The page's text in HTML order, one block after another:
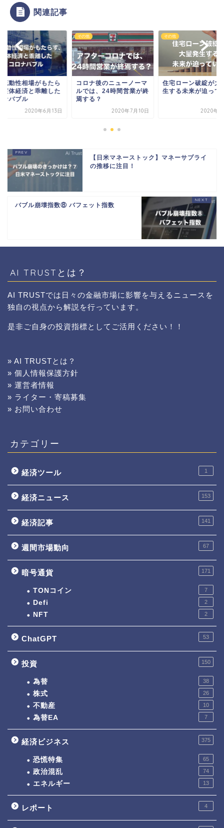
関連記事
流動性相場がもたら
実体経済と乖離した
ナバブル
2020年6月13日
その他
コロナ後のニューノーマ
ルでは、24時間営業が終
焉する？
2020年7月10日
その他
住宅ローン破綻が大
生する未来が迫って
2020年5
【日米マネーストック】マネーサプライ
の推移に注目！
バブル崩壊指数⑧ バフェット指数
AI TRUSTとは？
AI TRUSTでは日々の金融市場に影響を与えるニュースを
独自の視点から解説を行っています。
是非ご自身の投資指標としてご活用ください！！
» AI TRUSTとは？
» 個人情報保護方針
» 運営者情報
» ライター・寄稿募集
» お問い合わせ
カテゴリー
経済ツール 1
経済ニュース 153
経済記事 141
週間市場動向 67
暗号通貨 171
TONコイン 7
Defi 2
NFT 2
ChatGPT 53
投資 150
為替 38
株式 26
不動産 10
為替EA 7
経済ビジネス 375
恐慌特集 65
政治混乱 74
エネルギー 13
レポート 4